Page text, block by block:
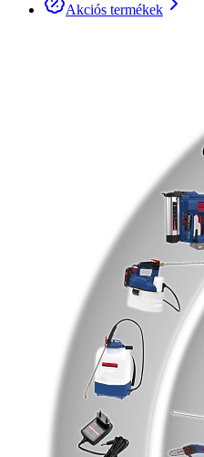
Akciós termékek